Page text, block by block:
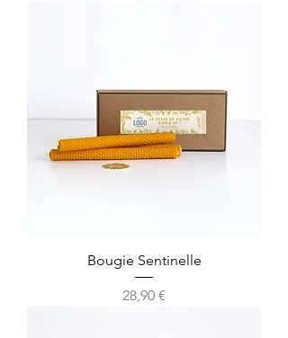
Bougie Sentinelle
Prix
28,90 €